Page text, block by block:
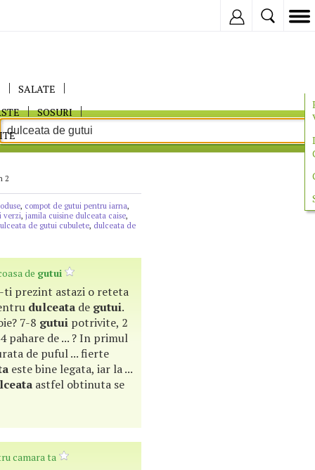
SALATE
SOSURI
2
, compot de gutui pentru iarna,
verzi, jamila cuisine dulceata caise,
de gutui cubulete, dulceata de
de gutui
ti prezint astazi o reteta
dulceata de gutui.
7-8 gutui potrivite, 2
pahare de ... ? In primul
de puful ... fierte
este bine legata, iar la ...
astfel obtinuta se
camara ta